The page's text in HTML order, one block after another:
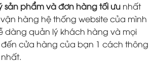
sản phẩm và đơn hàng tối ưu nhất
hàng hệ thống website của mình
dàng quản lý khách hàng và mọi
cửa hàng của bạn 1 cách thông